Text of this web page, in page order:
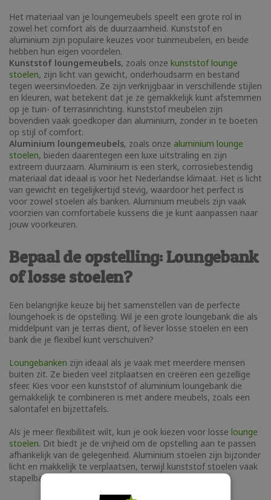
Het materiaal van je loungemeubels speelt een grote rol in
zowel het comfort als de duurzaamheid. Kunststof en
aluminium zijn populaire keuzes voor tuinmeubelen, en beide
hebben hun eigen voordelen.
Kunststof loungemeubels, zoals onze kunststof lounge
stoelen, zijn licht van gewicht, onderhoudsarm en bestand
tegen weersinvloeden. Ze zijn verkrijgbaar in verschillende stijlen
en kleuren, wat betekent dat je ze gemakkelijk kunt afstemmen
op je tuin- of terrasinrichting. Kunststof meubelen zijn
bovendien vaak goedkoper dan aluminium, zonder in te boeten
op stijl of comfort.
Aluminium loungemeubels, zoals onze aluminium lounge
stoelen, bieden daarentegen een luxe uitstraling en zijn
extreem duurzaam. Aluminium is een sterk, corrosiebestendig
materiaal dat ideaal is voor het Nederlandse klimaat. Het is licht
van gewicht en tegelijkertijd stevig, waardoor het perfect is
voor zowel stoelen als banken. Aluminium meubels zijn vaak
voorzien van comfortabele kussens die je kunt aanpassen naar
jouw voorkeuren.
Bepaal de opstelling: Loungebank
of losse stoelen?
Een belangrijke keuze bij het samenstellen van de perfecte
loungehoek is de opstelling. Wil je een grote loungebank die als
middelpunt van je terras dient, of liever losse stoelen en een
bank die je flexibel kunt verschuiven?
Loungebanken zijn ideaal als je vaak met meerdere mensen
buiten zit. Ze bieden veel zitplaatsen en creëren een gezellige
sfeer. Kies voor een kunststof of aluminium loungebank die
gemakkelijk te combineren is met andere meubels, zoals een
salontafel en bijzettafels.
Als je meer flexibiliteit wilt, kun je ook kiezen voor losse lounge
stoelen. Dit biedt je de vrijheid om de opstelling aan te passen
afhankelijk van de gelegenheid. Aluminium stoelen zijn bijzonder
licht en makkelijk te verplaatsen, terwijl kunststof stoelen vaak
stapelbaar zijn, wat handig is voor kleinere ruimtes.